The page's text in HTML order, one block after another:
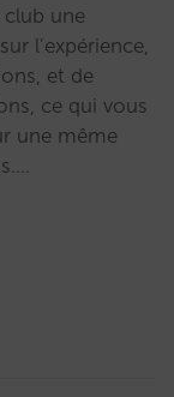
une
l’expérience,
et de
ce qui vous
une même